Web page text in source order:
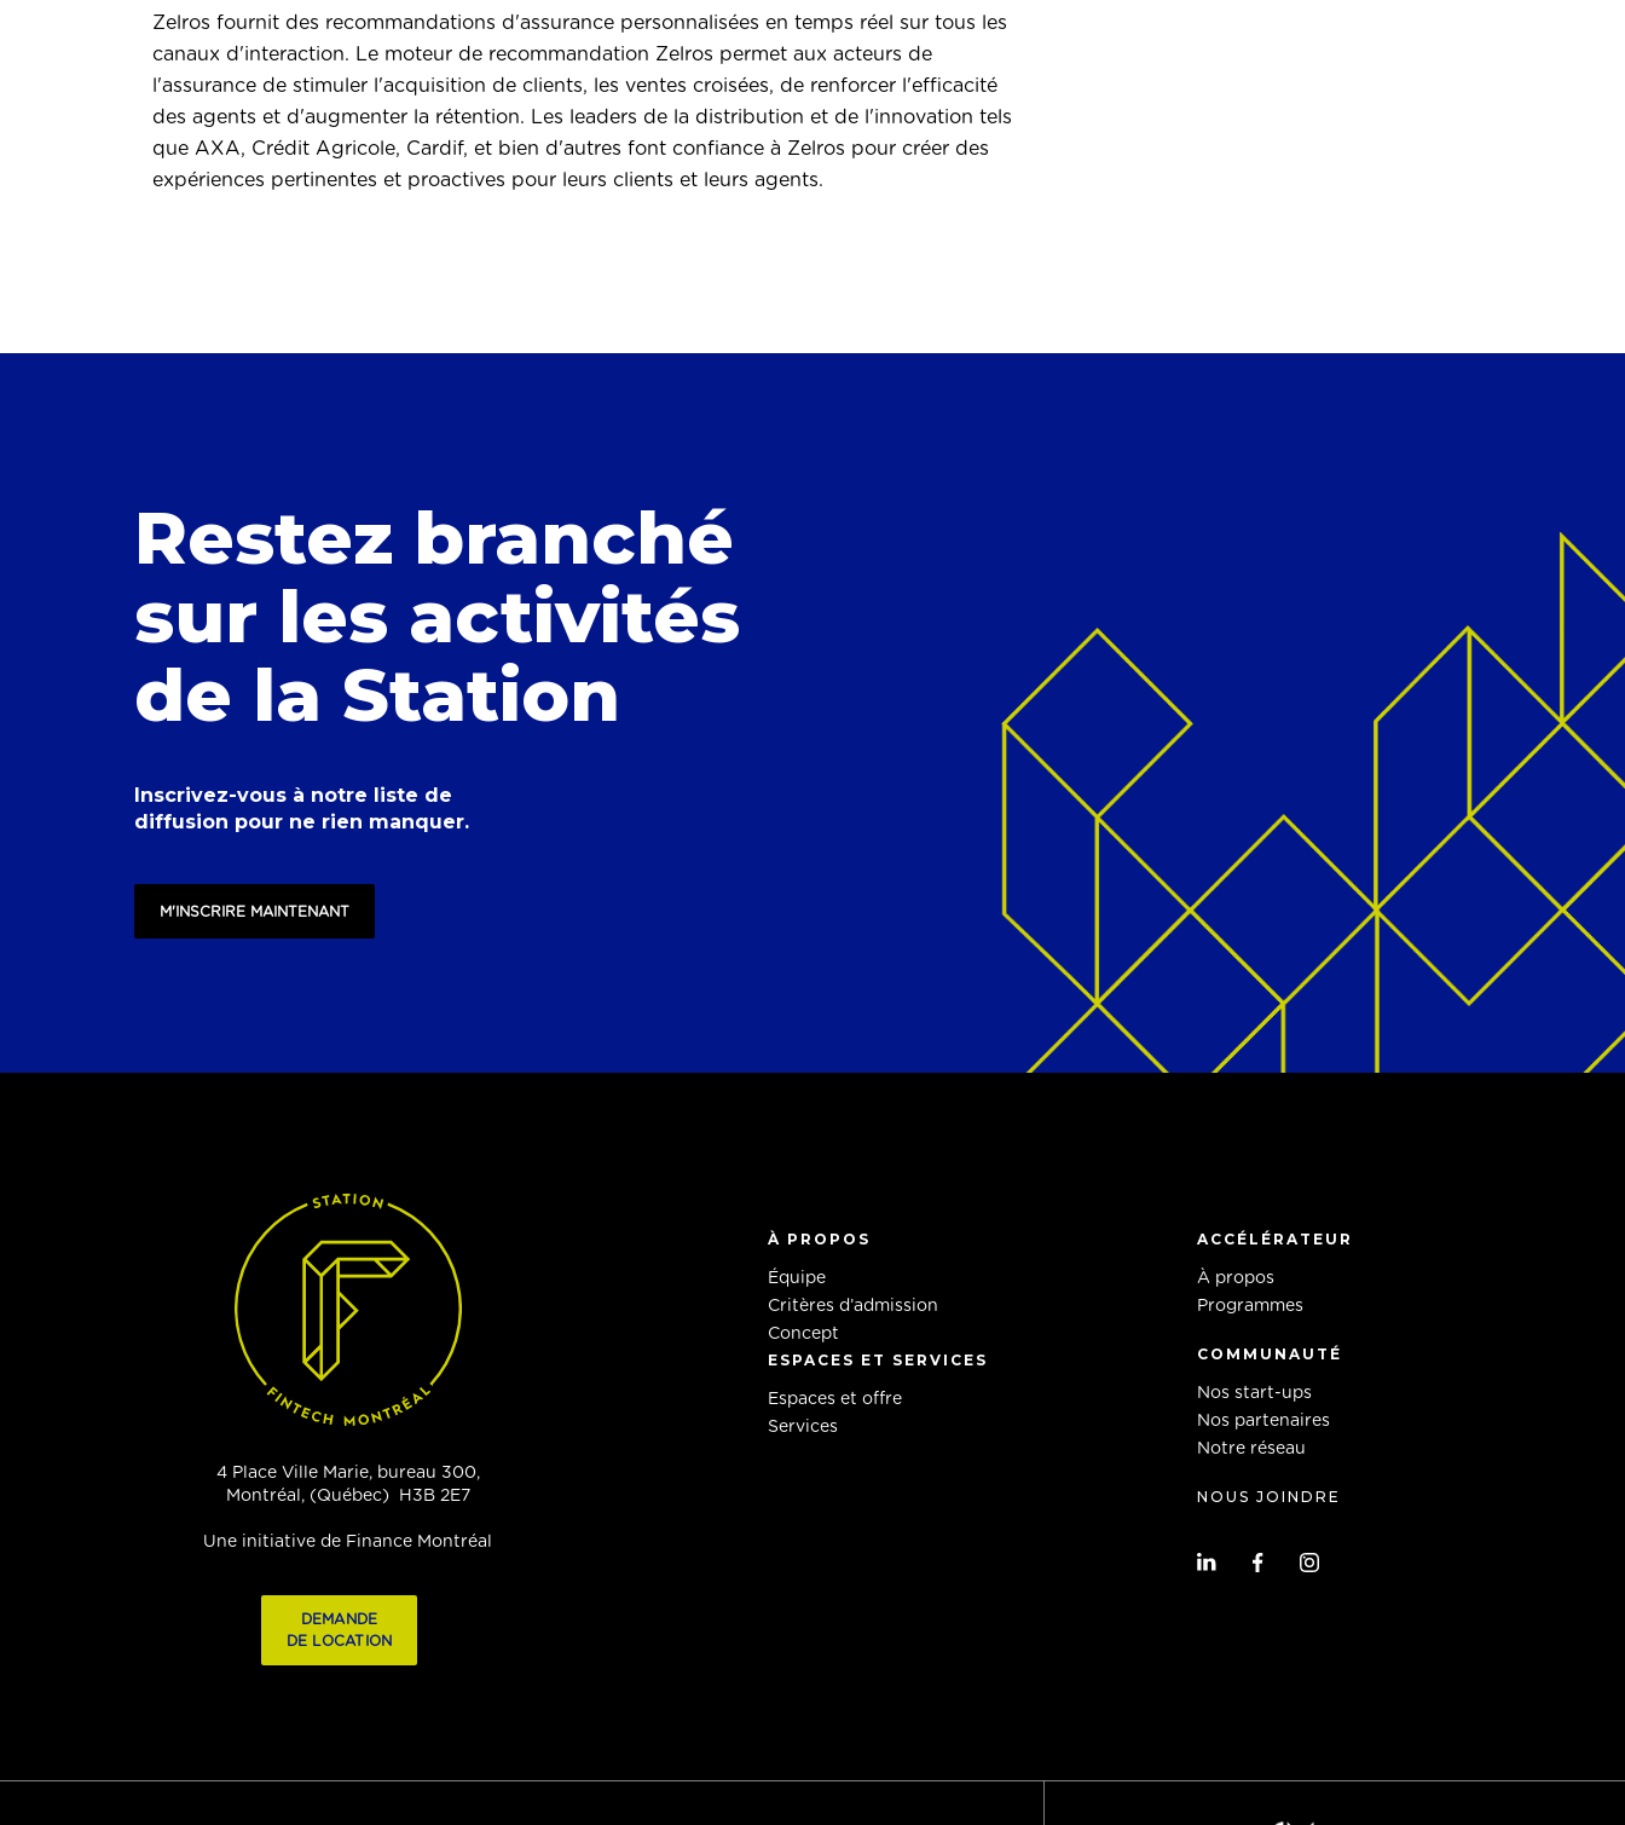
Zelros fournit des recommandations d'assurance personnalisées en temps réel sur tous les
canaux d'interaction. Le moteur de recommandation Zelros permet aux acteurs de
l'assurance de stimuler l'acquisition de clients, les ventes croisées, de renforcer l'efficacité
des agents et d'augmenter la rétention. Les leaders de la distribution et de l'innovation tels
que AXA, Crédit Agricole, Cardif, et bien d'autres font confiance à Zelros pour créer des
expériences pertinentes et proactives pour leurs clients et leurs agents.
Restez branché
sur les activités
de la Station
Inscrivez-vous à notre liste de
diffusion pour ne rien manquer.
M'INSCRIRE MAINTENANT
4 Place Ville Marie, bureau 300,
Montréal, (Québec) H3B 2E7
Une initiative de Finance Montréal
DEMANDE
DE LOCATION
À PROPOS
Équipe
Critères d’admission
Concept
ESPACES ET SERVICES
Espaces et offre
Services
ACCÉLÉRATEUR
À propos
Programmes
COMMUNAUTÉ
Nos start-ups
Nos partenaires
Notre réseau
NOUS JOINDRE